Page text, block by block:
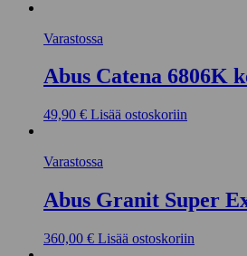
Varastossa
Abus Catena 6806K
49,90 € Lisää ostoskoriin
Varastossa
Abus Granit Super
360,00 € Lisää ostoskoriin